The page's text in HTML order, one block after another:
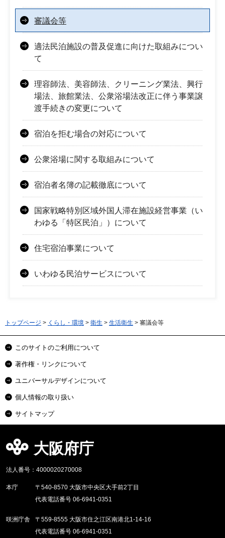
審議会等
適法民泊施設の普及促進に向けた取組みについ
て
理容師法、美容師法、クリーニング業法、興行
場法、旅館業法、公衆浴場法改正に伴う事業譲
渡手続きの変更について
宿泊を拒む場合の対応について
公衆浴場に関する取組みについて
宿泊者名簿の記載徹底について
国家戦略特別区域外国人滞在施設経営事業（い
わゆる「特区民泊」）について
住宅宿泊事業について
いわゆる民泊サービスについて
トップページ > くらし・環境 > 衛生 > 生活衛生 > 審議会等
このサイトのご利用について
著作権・リンクについて
ユニバーサルデザインについて
個人情報の取り扱い
サイトマップ
大阪府庁
法人番号：4000020270008
本庁
〒540-8570 大阪市中央区大手前2丁目
代表電話番号 06-6941-0351
咲洲庁舎
〒559-8555 大阪市住之江区南港北1-14-16
代表電話番号 06-6941-0351